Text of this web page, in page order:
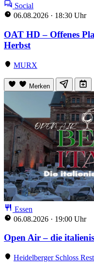
Social
06.08.2026 · 18:30 Uhr
OAT HD – Offenes
Herbst
MURX
Merken
Essen
06.08.2026 · 19:00 Uhr
Open Air – die
Heidelberger Schloss